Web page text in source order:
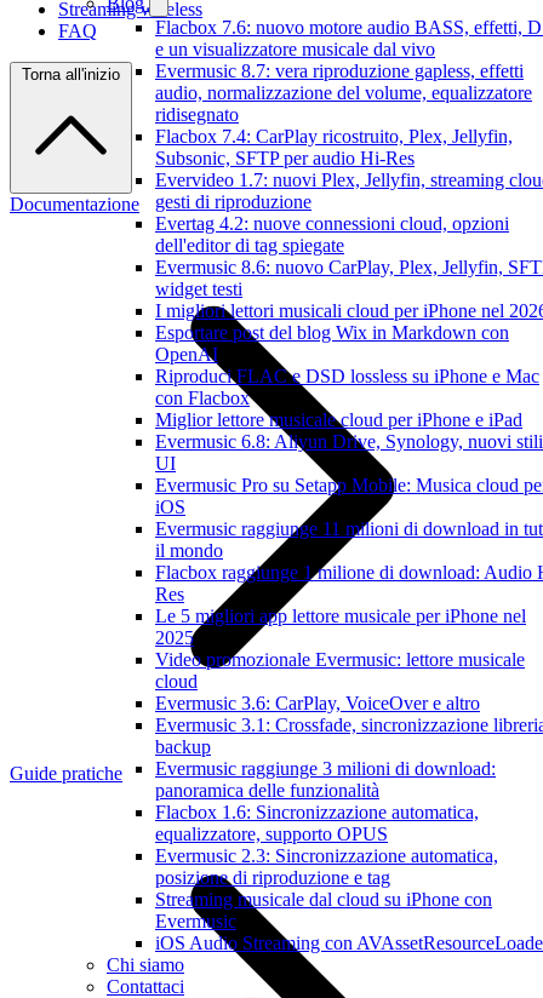
Flacbox 7.6: nuovo motore audio BASS, effetti,
e un visualizzatore musicale dal vivo
Evermusic 8.7: vera riproduzione gapless, effetti
audio, normalizzazione del volume, equalizzatore
ridisegnato
Flacbox 7.4: CarPlay ricostruito, Plex, Jellyfin,
Subsonic, SFTP per audio Hi-Res
Evervideo 1.7: nuovi Plex, Jellyfin, streaming
gesti di riproduzione
Evertag 4.2: nuove connessioni cloud, opzioni
dell'editor di tag spiegate
Evermusic 8.6: nuovo CarPlay, Plex, Jellyfin,
widget testi
I migliori lettori musicali cloud per iPhone nel
Esportare post del blog Wix in Markdown con
OpenAI
Riproduci FLAC e DSD lossless su iPhone e Mac
con Flacbox
Miglior lettore musicale cloud per iPhone e iPad
Evermusic 6.8: Aliyun Drive, Synology, nuovi stili
UI
Evermusic Pro su Setapp Mobile: Musica cloud
iOS
Evermusic raggiunge 11 milioni di download in
il mondo
Flacbox raggiunge 1 milione di download: Audio
Res
Le 5 migliori app lettore musicale per iPhone nel
2025
Video promozionale Evermusic: lettore musicale
cloud
Evermusic 3.6: CarPlay, VoiceOver e altro
Evermusic 3.1: Crossfade, sincronizzazione
backup
Evermusic raggiunge 3 milioni di download:
panoramica delle funzionalità
Flacbox 1.6: Sincronizzazione automatica,
equalizzatore, supporto OPUS
Evermusic 2.3: Sincronizzazione automatica,
posizione di riproduzione e tag
Streaming musicale dal cloud su iPhone con
Evermusic
iOS Audio Streaming con
Chi siamo
Contattaci
Streaming wireless
FAQ
Torna all'inizio
Documentazione
Guide pratiche